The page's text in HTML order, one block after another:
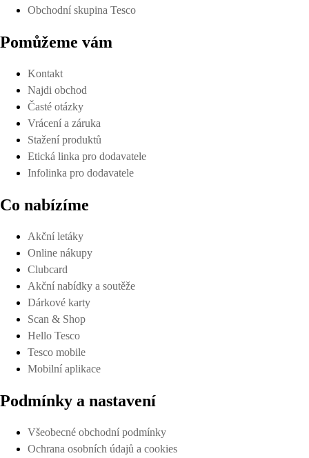
Obchodní skupina Tesco
Pomůžeme vám
Kontakt
Najdi obchod
Časté otázky
Vrácení a záruka
Stažení produktů
Etická linka pro dodavatele
Infolinka pro dodavatele
Co nabízíme
Akční letáky
Online nákupy
Clubcard
Akční nabídky a soutěže
Dárkové karty
Scan & Shop
Hello Tesco
Tesco mobile
Mobilní aplikace
Podmínky a nastavení
Všeobecné obchodní podmínky
Ochrana osobních údajů a cookies